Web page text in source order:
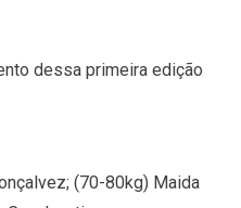
dessa primeira edição
(70-80kg) Maida